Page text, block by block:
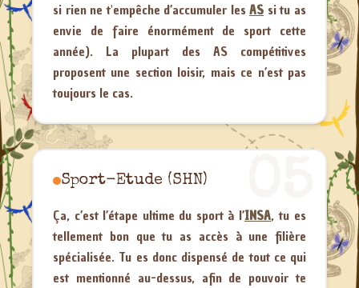
si rien ne t'empêche d’accumuler lesAS si tu as
envie de faire énormément de sport cette
année). La plupart des AS compétitives
proposent une section loisir, mais ce n’est pas
toujours le cas.
Sport-Etude (SHN)
Ça, c’est l’étape ultime du sport à l’INSA, tu es
tellement bon que tu as accès à une filière
spécialisée. Tu es donc dispensé de tout ce qui
est mentionné au-dessus, afin de pouvoir te